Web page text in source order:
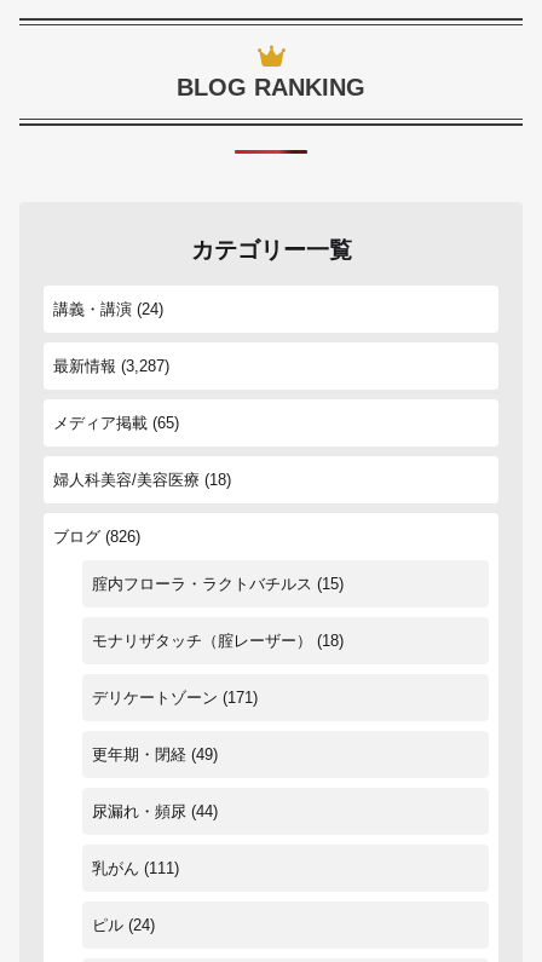
BLOG RANKING
カテゴリー一覧
講義・講演 (24)
最新情報 (3,287)
メディア掲載 (65)
婦人科美容/美容医療 (18)
ブログ (826)
腟内フローラ・ラクトバチルス (15)
モナリザタッチ（腟レーザー） (18)
デリケートゾーン (171)
更年期・閉経 (49)
尿漏れ・頻尿 (44)
乳がん (111)
ピル (24)